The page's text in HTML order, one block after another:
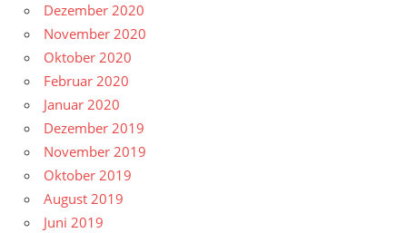
Dezember 2020
November 2020
Oktober 2020
Februar 2020
Januar 2020
Dezember 2019
November 2019
Oktober 2019
August 2019
Juni 2019